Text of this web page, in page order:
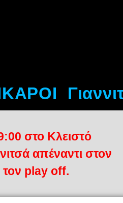
στο Κλειστό
απέναντι στον
τον play off.